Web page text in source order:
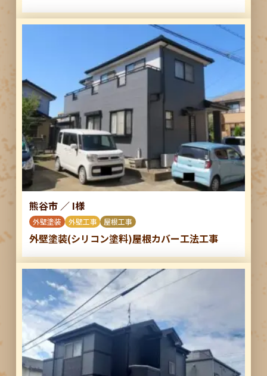
熊谷市 ／ I様
外壁塗装 外壁工事 屋根工事
外壁塗装(シリコン塗料)屋根カバー工法工事